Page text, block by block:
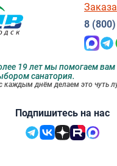
Подпишитесь на нас
19 лет мы помогаем вам
санатория.
каждым днём делаем это чуть
8